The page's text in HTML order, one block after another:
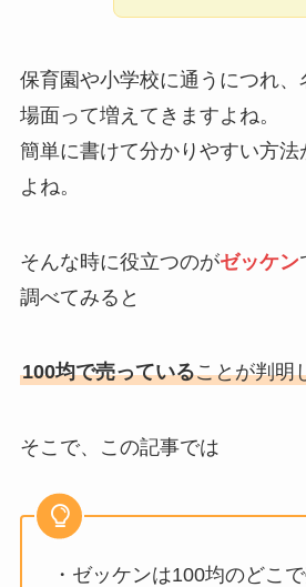
保育園や小学校に通うにつれ、
場面って増えてきますよね。
簡単に書けて分かりやすい方法
よね。
そんな時に役立つのがゼッケン
調べてみると
100均で売っていることが判明
そこで、この記事では
・ゼッケンは100均のどこ